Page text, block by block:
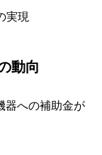
実現
動向
器への補助金が